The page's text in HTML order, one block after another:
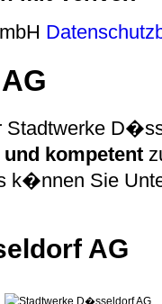
Stadtwerke
kompetent
k�nnen Sie
AG